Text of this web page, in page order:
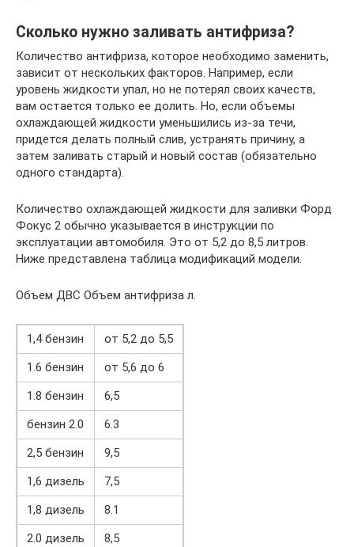
Сколько нужно заливать антифриза?
Количество антифриза, которое необходимо заменить,
зависит от нескольких факторов. Например, если
уровень жидкости упал, но не потерял своих качеств,
вам остается только ее долить. Но, если объемы
охлаждающей жидкости уменьшились из-за течи,
придется делать полный слив, устранять причину, а
затем заливать старый и новый состав (обязательно
одного стандарта).
Количество охлаждающей жидкости для заливки Форд
Фокус 2 обычно указывается в инструкции по
эксплуатации автомобиля. Это от 5,2 до 8,5 литров.
Ниже представлена ​​таблица модификаций модели.
Объем ДВС Объем антифриза л.
1,4 бензин
от 5,2 до 5,5
1.6 бензин
от 5,6 до 6
1.8 бензин
6,5
бензин 2.0
6.3
2,5 бензин
9,5
1,6 дизель
7,5
1,8 дизель
8.1
2.0 дизель
8,5